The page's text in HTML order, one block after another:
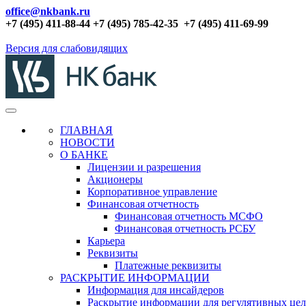
office@nkbank.ru
+7 (495) 411-88-44 +7 (495) 785-42-35 +7 (495) 411-69-99
Версия для слабовидящих
ГЛАВНАЯ
НОВОСТИ
О БАНКЕ
Лицензии и разрешения
Акционеры
Корпоративное управление
Финансовая отчетность
Финансовая отчетность МСФО
Финансовая отчетность РСБУ
Карьера
Реквизиты
Платежные реквизиты
РАСКРЫТИЕ ИНФОРМАЦИИ
Информация для инсайдеров
Раскрытие информации для регулятивных